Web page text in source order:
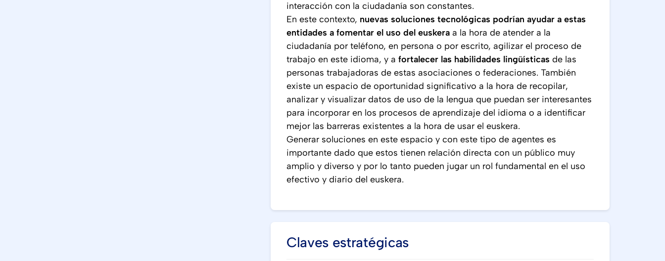
interacción con la ciudadanía son constantes.
En este contexto, nuevas soluciones tecnológicas podrían ayudar a estas
entidades a fomentar el uso del euskera a la hora de atender a la
ciudadanía por teléfono, en persona o por escrito, agilizar el proceso de
trabajo en este idioma, y a fortalecer las habilidades lingüísticas de las
personas trabajadoras de estas asociaciones o federaciones. También
existe un espacio de oportunidad significativo a la hora de recopilar,
analizar y visualizar datos de uso de la lengua que puedan ser interesantes
para incorporar en los procesos de aprendizaje del idioma o a identificar
mejor las barreras existentes a la hora de usar el euskera.
Generar soluciones en este espacio y con este tipo de agentes es
importante dado que estos tienen relación directa con un público muy
amplio y diverso y por lo tanto pueden jugar un rol fundamental en el uso
efectivo y diario del euskera.
Claves estratégicas